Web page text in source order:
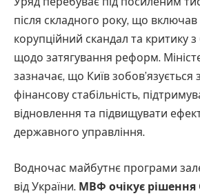
після складного року, що
корупційний скандал та критику
щодо затягування реформ.
зазначає, що Київ зобов’язується
фінансову стабільність,
відновлення та підвищувати
державного управління.
Водночас майбутнє програми
від України. МВФ очікує рішення